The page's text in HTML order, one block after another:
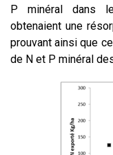
P minéral dans
obtenaient une
prouvant ainsi que
de N et P minéral